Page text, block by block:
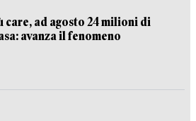
care, ad agosto 24 milioni di
avanza il fenomeno